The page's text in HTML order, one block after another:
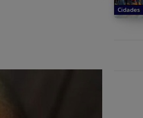
Cidades